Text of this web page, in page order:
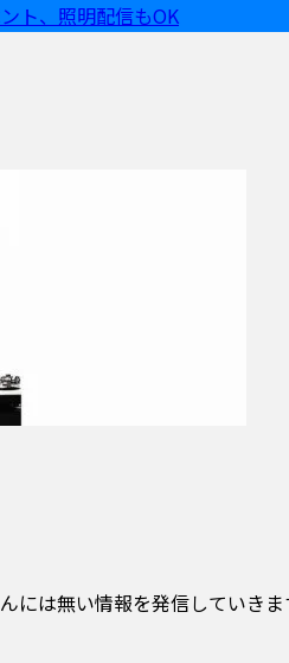
ト、照明配信もOK
には無い情報を発信していきま